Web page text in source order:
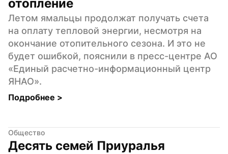
отопление
Летом ямальцы продолжат получать счета
на оплату тепловой энергии, несмотря на
окончание отопительного сезона. И это не
будет ошибкой, пояснили в пресс-центре АО
«Единый расчетно-информационный центр
ЯНАО».
Подробнее >
Общество
Десять семей Приуралья